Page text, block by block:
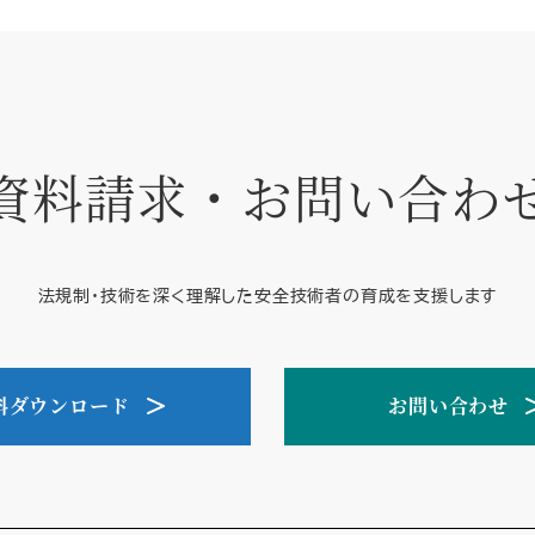
料請求・お問い合わ
法規制・技術を深く理解した安全技術者の育成を支援します
ダウンロード お問い合わせ